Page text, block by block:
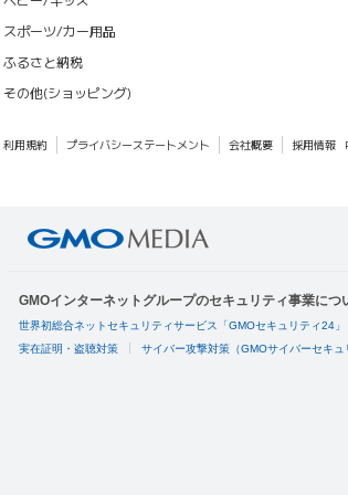
スポーツ/カー用品
ふるさと納税
その他(ショッピング)
利用規約 プライバシーステートメント 会社概要 採用情報
GMOインターネットグループのセキュリティ事業につ
世界初総合ネットセキュリティサービス「GMOセキュリティ24」
実在証明・盗聴対策 サイバー攻撃対策（GMOサイバーセキュ